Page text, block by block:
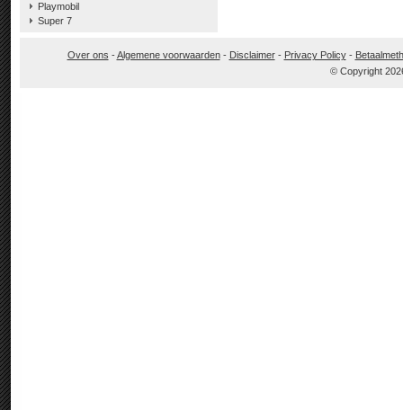
Playmobil
Super 7
Over ons -Algemene voorwaarden- Disclaimer- Privacy Policy-
© Copyright